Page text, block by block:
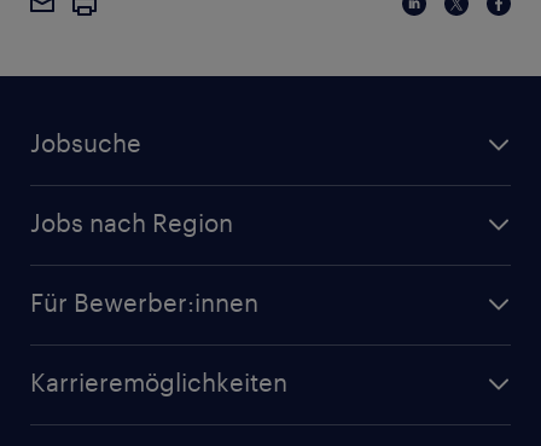
Jobsuche
Jobs nach Region
Für Bewerber:innen
Karrieremöglichkeiten